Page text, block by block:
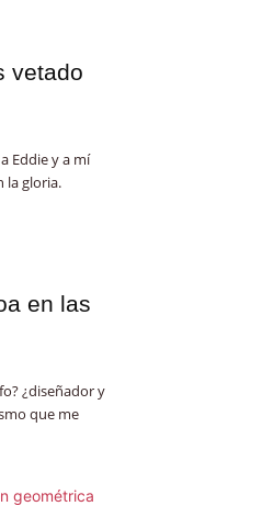
vetado
Eddie y a mí
la gloria.
en las
¿diseñador y
que me